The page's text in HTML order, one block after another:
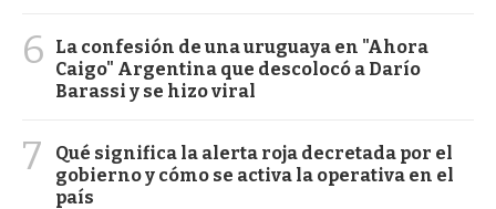
6
La confesión de una uruguaya en "Ahora
Caigo" Argentina que descolocó a Darío
Barassi y se hizo viral
7
Qué significa la alerta roja decretada por el
gobierno y cómo se activa la operativa en el
país